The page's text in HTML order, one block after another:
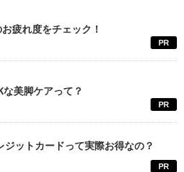
疲れ度をチェック！
PR
な美脚ケアって？
PR
ジットカードって実際お得なの？
PR